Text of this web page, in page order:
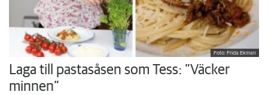
Foto: Frida Ekman
Laga till pastasåsen som Tess: ”Väcker
minnen”